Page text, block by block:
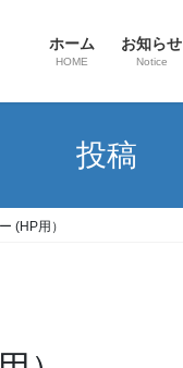
ホーム
HOME
お知らせ
Notice
投稿
(HP用）